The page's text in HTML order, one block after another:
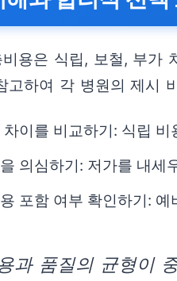
용은 식립, 보철, 부가
고하여 각 병원의 제시
이를 비교하기: 식립
의심하기: 저가를 내세
포함 여부 확인하기:
과 품질의 균형이